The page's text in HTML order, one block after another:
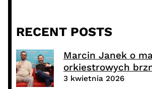
RECENT POSTS
Marcin Janek o
orkiestrowych
3 kwietnia 2026